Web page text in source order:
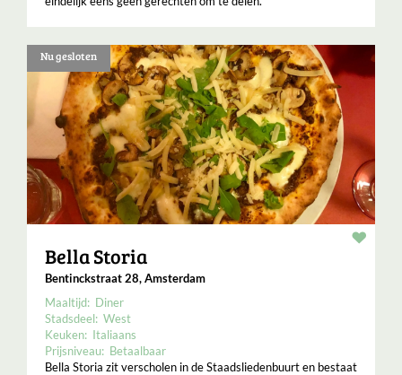
Nu gesloten
Bella Storia
Bentinckstraat 28, Amsterdam
Maaltijd: Diner
Stadsdeel: West
Keuken: Italiaans
Prijsniveau: Betaalbaar
Bella Storia zit verscholen in de Staadsliedenbuurt en bestaat